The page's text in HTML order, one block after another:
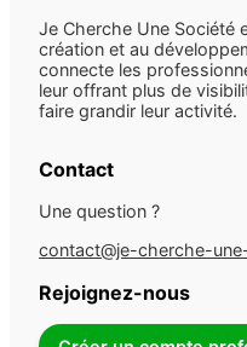
Je Cherche Une Société
création et au
connecte les
leur offrant plus de
faire grandir leur activité.
Contact
Une question ?
contact@je-cherche-
Rejoignez-nous